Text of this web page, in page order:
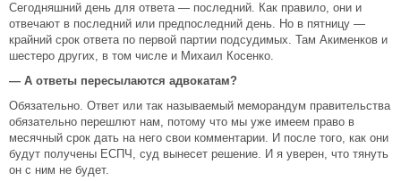
Сегодняшний день для ответа — последний. Как правило, они и
отвечают в последний или предпоследний день. Но в пятницу —
крайний срок ответа по первой партии подсудимых. Там Акименков и
шестеро других, в том числе и Михаил Косенко.
— А ответы пересылаются адвокатам?
Обязательно. Ответ или так называемый меморандум правительства
обязательно перешлют нам, потому что мы уже имеем право в
месячный срок дать на него свои комментарии. И после того, как они
будут получены ЕСПЧ, суд вынесет решение. И я уверен, что тянуть
он с ним не будет.